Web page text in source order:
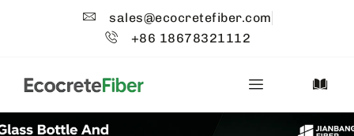
sales@ecocretefiber.com
+86 18678321112